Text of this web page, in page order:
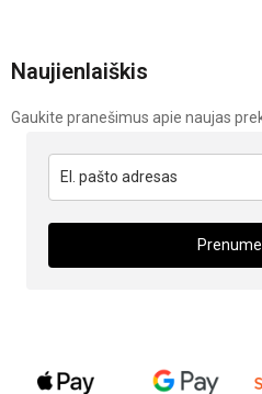
Naujienlaiškis
Gaukite pranešimus apie naujas